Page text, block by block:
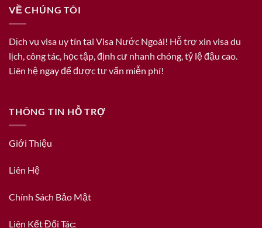
VỀ CHÚNG TÔI
Dịch vụ visa uy tín tại Visa Nước Ngoài! Hỗ trợ xin visa du
lịch, công tác, học tập, định cư nhanh chóng, tỷ lệ đậu cao.
Liên hệ ngay để được tư vấn miễn phí!
THÔNG TIN HỖ TRỢ
Giới Thiệu
Liên Hệ
Chính Sách Bảo Mật
Liên Kết Đối Tác: